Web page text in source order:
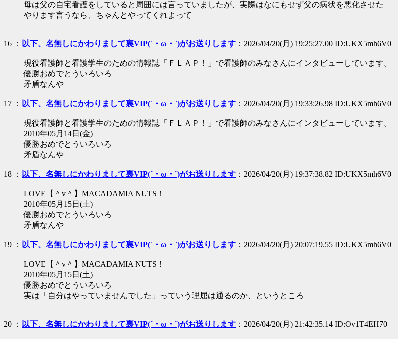
母は父の自宅看護をしていると周囲には言っていましたが、実際はなにもせず父の病状を悪化させた
やります言うなら、ちゃんとやってくれよって
16 ： 以下、名無しにかわりまして裏VIP(´・ω・`)がお送りします ：2026/04/20(月) 19:25:27.00 ID:UKX5mh6V0
現役看護師と看護学生のための情報誌「ＦＬＡＰ！」で看護師のみなさんにインタビューしています。
優勝おめでとういろいろ
矛盾なんや
17 ： 以下、名無しにかわりまして裏VIP(´・ω・`)がお送りします ：2026/04/20(月) 19:33:26.98 ID:UKX5mh6V0
現役看護師と看護学生のための情報誌「ＦＬＡＰ！」で看護師のみなさんにインタビューしています。
2010年05月14日(金)
優勝おめでとういろいろ
矛盾なんや
18 ： 以下、名無しにかわりまして裏VIP(´・ω・`)がお送りします ：2026/04/20(月) 19:37:38.82 ID:UKX5mh6V0
LOVE【＾v＾】MACADAMIA NUTS！
2010年05月15日(土)
優勝おめでとういろいろ
矛盾なんや
19 ： 以下、名無しにかわりまして裏VIP(´・ω・`)がお送りします ：2026/04/20(月) 20:07:19.55 ID:UKX5mh6V0
LOVE【＾v＾】MACADAMIA NUTS！
2010年05月15日(土)
優勝おめでとういろいろ
実は「自分はやっていませんでした」っていう理屈は通るのか、というところ
20 ： 以下、名無しにかわりまして裏VIP(´・ω・`)がお送りします ：2026/04/20(月) 21:42:35.14 ID:Ov1T4EH70